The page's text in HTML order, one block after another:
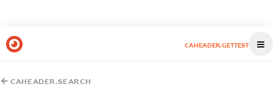
CAHEADER.GETTEST
CAHEADER.SEARCH